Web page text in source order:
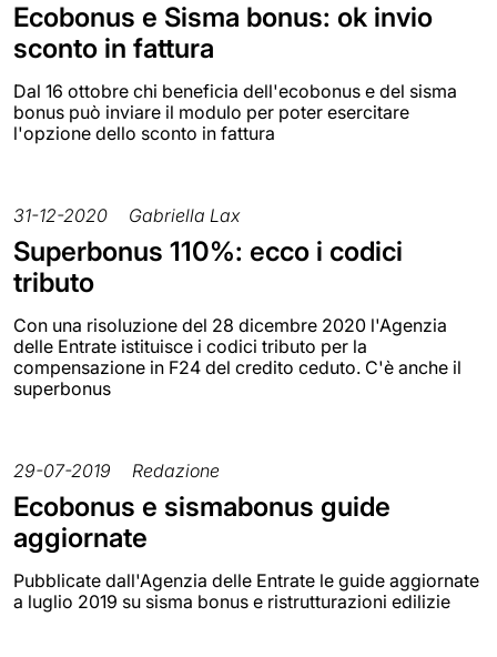
Ecobonus e Sisma bonus: ok invio
sconto in fattura
Dal 16 ottobre chi beneficia dell'ecobonus e del sisma
bonus può inviare il modulo per poter esercitare
l'opzione dello sconto in fattura
31-12-2020 Gabriella Lax
Superbonus 110%: ecco i codici
tributo
Con una risoluzione del 28 dicembre 2020 l'Agenzia
delle Entrate istituisce i codici tributo per la
compensazione in F24 del credito ceduto. C'è anche il
superbonus
29-07-2019 Redazione
Ecobonus e sismabonus guide
aggiornate
Pubblicate dall'Agenzia delle Entrate le guide aggiornate
a luglio 2019 su sisma bonus e ristrutturazioni edilizie